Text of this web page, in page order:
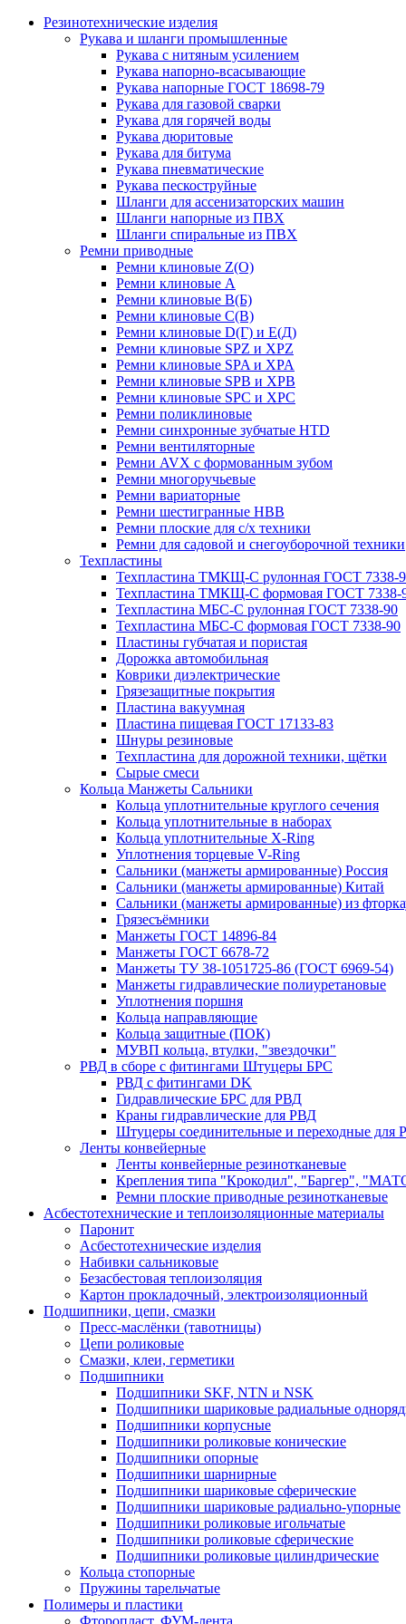
Резинотехнические изделия
Рукава и шланги промышленные
Рукава с нитяным усилением
Рукава напорно-всасывающие
Рукава напорные ГОСТ 18698-79
Рукава для газовой сварки
Рукава для горячей воды
Рукава дюритовые
Рукава для битума
Рукава пневматические
Рукава пескоструйные
Шланги для ассенизаторских машин
Шланги напорные из ПВХ
Шланги спиральные из ПВХ
Ремни приводные
Ремни клиновые Z(О)
Ремни клиновые А
Ремни клиновые В(Б)
Ремни клиновые С(В)
Ремни клиновые D(Г) и Е(Д)
Ремни клиновые SPZ и XPZ
Ремни клиновые SPA и XPA
Ремни клиновые SPB и XPB
Ремни клиновые SPC и XPC
Ремни поликлиновые
Ремни синхронные зубчатые HTD
Ремни вентиляторные
Ремни AVX с формованным зубом
Ремни многоручьевые
Ремни вариаторные
Ремни шестигранные HBB
Ремни плоские для с/х техники
Ремни для садовой и снегоуборочной техники
Техпластины
Техпластина ТМКЩ-С рулонная ГОСТ 7338-
Техпластина ТМКЩ-С формовая ГОСТ 7338-
Техпластина МБС-С рулонная ГОСТ 7338-90
Техпластина МБС-С формовая ГОСТ 7338-90
Пластины губчатая и пористая
Дорожка автомобильная
Коврики диэлектрические
Грязезащитные покрытия
Пластина вакуумная
Пластина пищевая ГОСТ 17133-83
Шнуры резиновые
Техпластина для дорожной техники, щётки
Сырые смеси
Кольца Манжеты Сальники
Кольца уплотнительные круглого сечения
Кольца уплотнительные в наборах
Кольца уплотнительные Х-Ring
Уплотнения торцевые V-Ring
Сальники (манжеты армированные) Россия
Сальники (манжеты армированные) Китай
Сальники (манжеты армированные) из
Грязесъёмники
Манжеты ГОСТ 14896-84
Манжеты ГОСТ 6678-72
Манжеты ТУ 38-1051725-86 (ГОСТ 6969-54)
Манжеты гидравлические полиуретановые
Уплотнения поршня
Кольца направляющие
Кольца защитные (ПОК)
МУВП кольца, втулки, "звездочки"
РВД в сборе с фитингами Штуцеры БРС
РВД с фитингами DK
Гидравлические БРС для РВД
Краны гидравлические для РВД
Штуцеры соединительные и переходные для
Ленты конвейерные
Ленты конвейерные резинотканевые
Крепления типа "Крокодил", "Баргер",
Ремни плоские приводные резинотканевые
Асбестотехнические и теплоизоляционные материалы
Паронит
Асбестотехнические изделия
Набивки сальниковые
Безасбестовая теплоизоляция
Картон прокладочный, электроизоляционный
Подшипники, цепи, смазки
Пресс-маслёнки (тавотницы)
Цепи роликовые
Смазки, клеи, герметики
Подшипники
Подшипники SKF, NTN и NSK
Подшипники шариковые радиальные
Подшипники корпусные
Подшипники роликовые конические
Подшипники опорные
Подшипники шарнирные
Подшипники шариковые сферические
Подшипники шариковые радиально-упорные
Подшипники роликовые игольчатые
Подшипники роликовые сферические
Подшипники роликовые цилиндрические
Кольца стопорные
Пружины тарельчатые
Полимеры и пластики
Фторопласт, ФУМ-лента